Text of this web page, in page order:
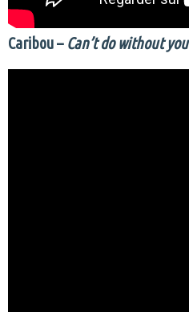
Caribou – Can’t do without you